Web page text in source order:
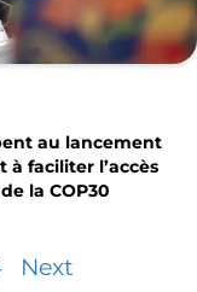
au lancement
à faciliter l’accès
la COP30
Next